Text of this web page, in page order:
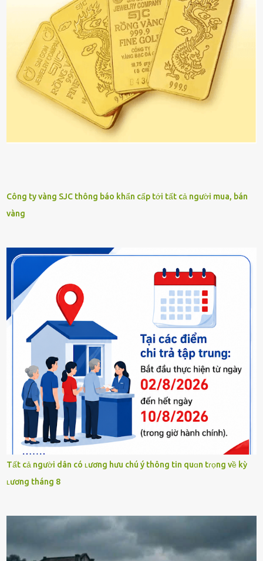
Công ty vàng SJC thông báo khẩn cấp tới tất cả người mua, bán
vàng
Tất cả người dân có ʟương hưu chú ý thông tin quɑn tɾọng về kỳ
ʟương tháng 8